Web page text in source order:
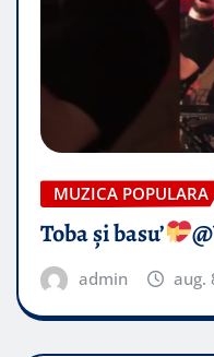
MUZICA POPULARA
Toba și basu’
admin aug.